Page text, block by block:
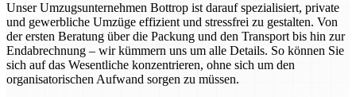
Unser Umzugsunternehmen Bottrop ist darauf spezialisiert, private
und gewerbliche Umzüge effizient und stressfrei zu gestalten. Von
der ersten Beratung über die Packung und den Transport bis hin zur
Endabrechnung – wir kümmern uns um alle Details. So können Sie
sich auf das Wesentliche konzentrieren, ohne sich um den
organisatorischen Aufwand sorgen zu müssen.